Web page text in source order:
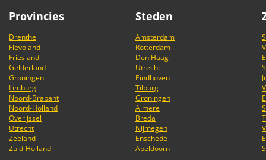
Provincies
Drenthe
Flevoland
Friesland
Gelderland
Groningen
Limburg
Noord-Brabant
Noord-Holland
Overijssel
Utrecht
Zeeland
Zuid-Holland
Steden
Amsterdam
Rotterdam
Den Haag
Utrecht
Eindhoven
Tilburg
Groningen
Almere
Breda
Nijmegen
Enschede
Apeldoorn